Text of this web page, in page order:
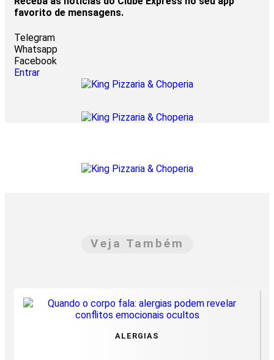
favorito de mensagens.
Telegram
Whatsapp
Facebook
Entrar
Veja Também
ALERGIAS